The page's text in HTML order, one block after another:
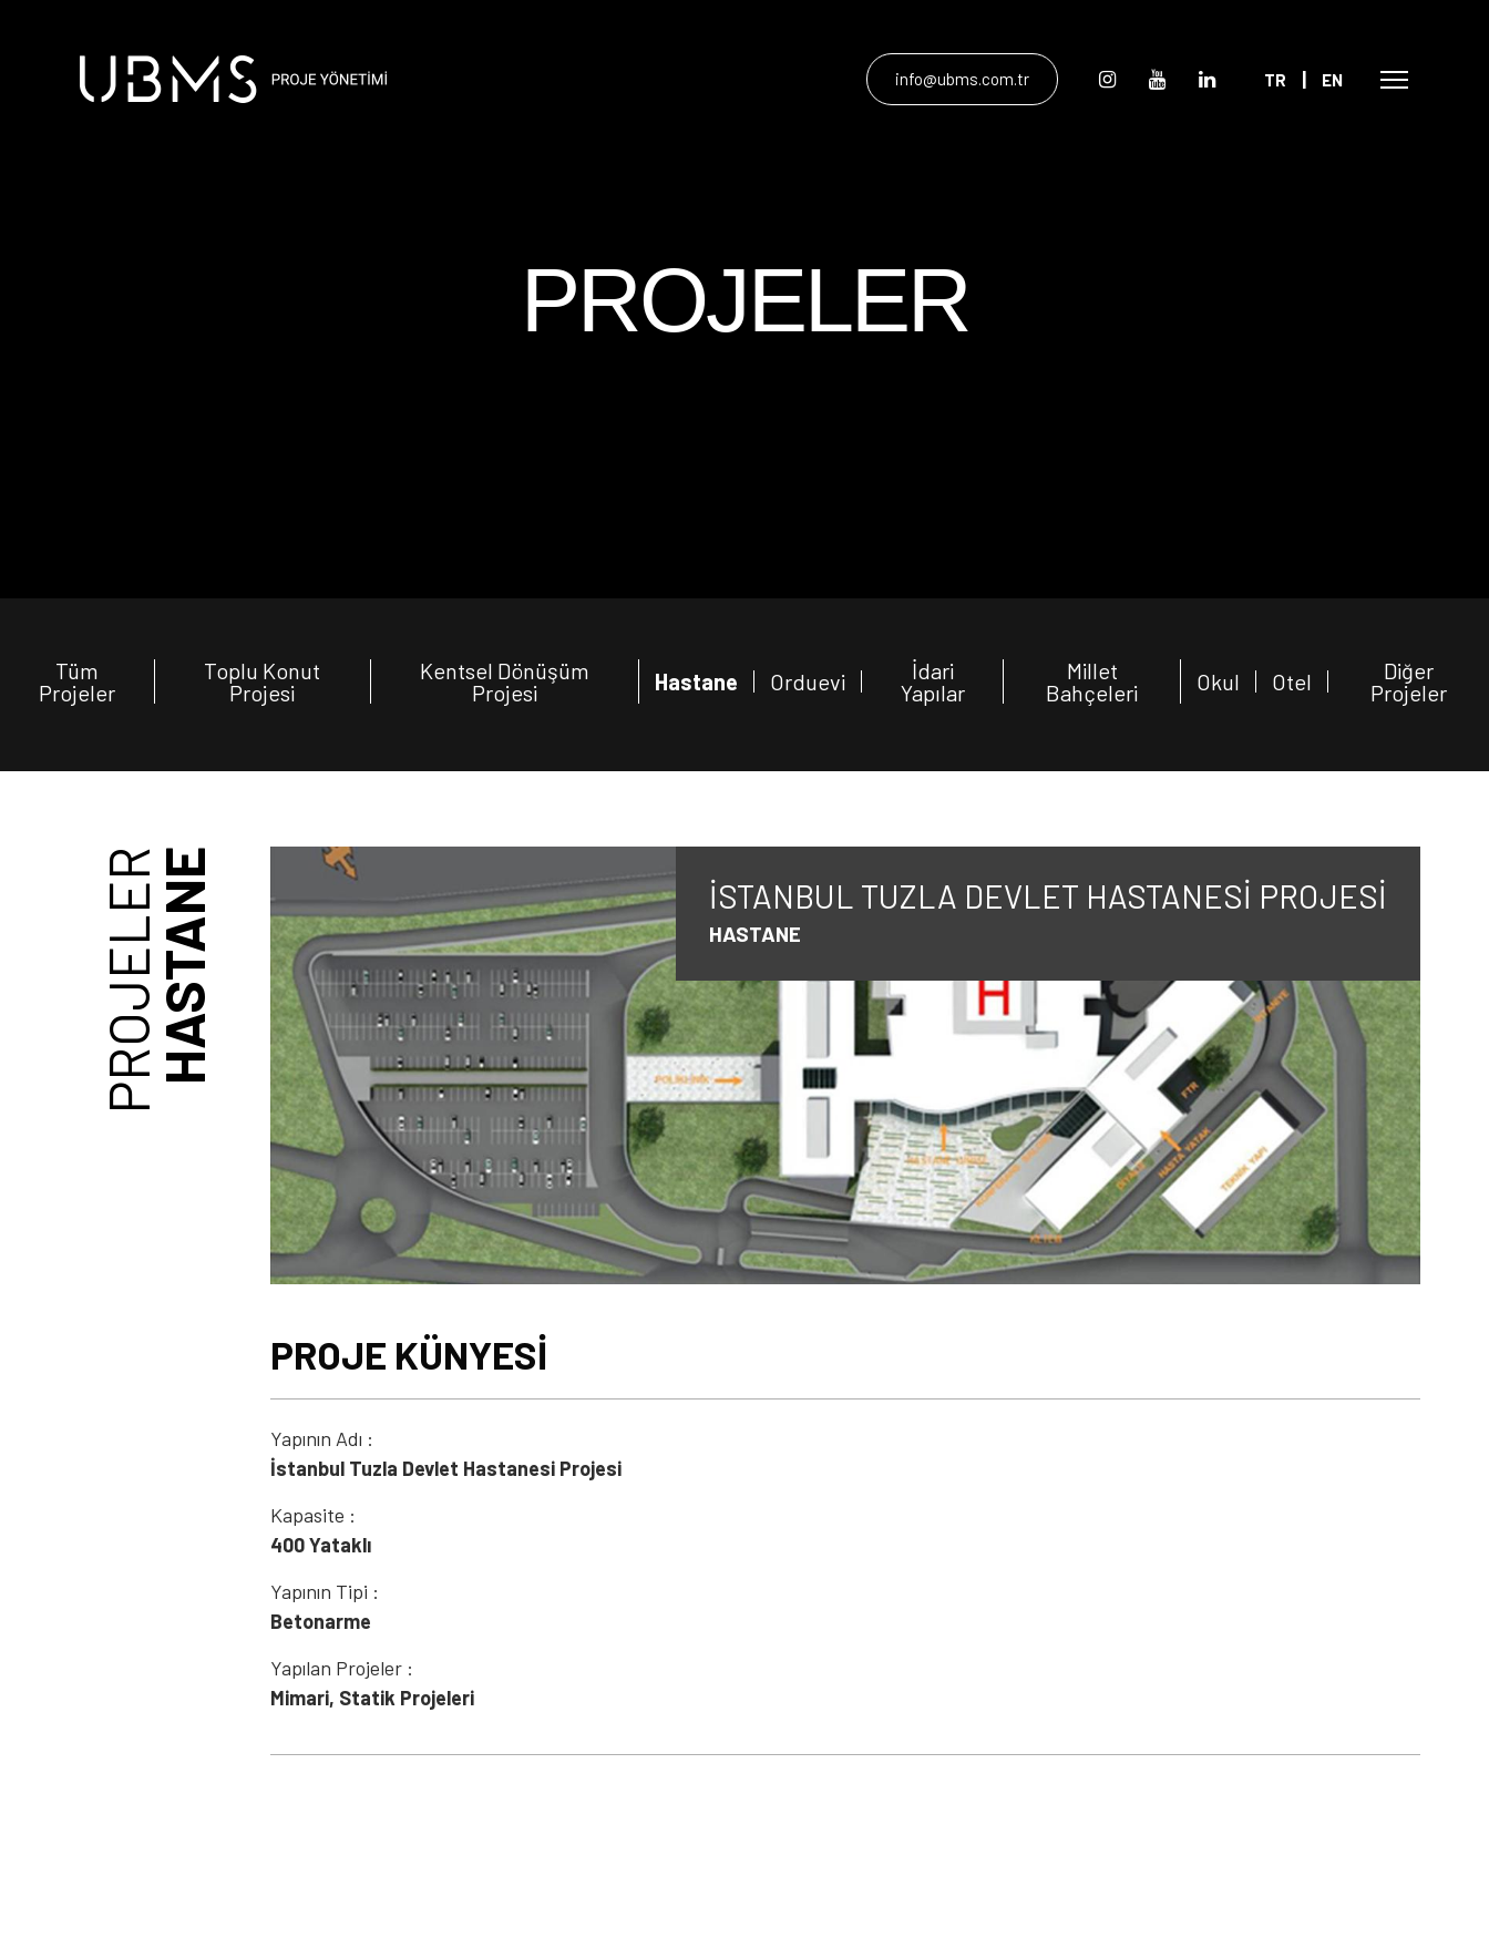
info@ubms.com.tr TR | EN
PROJELER
Tüm
Projeler
Toplu Konut
Projesi
Kentsel Dönüşüm
Projesi
Hastane Orduevi
İdari
Yapılar
Millet
Bahçeleri
Okul Otel
Diğer
Projeler
HASTANE
PROJELER İSTANBUL TUZLA DEVLET HASTANESİ PROJESİ
HASTANE
PROJE KÜNYESİ
Yapının Adı :
İstanbul Tuzla Devlet Hastanesi Projesi
Kapasite :
400 Yataklı
Yapının Tipi :
Betonarme
Yapılan Projeler :
Mimari, Statik Projeleri